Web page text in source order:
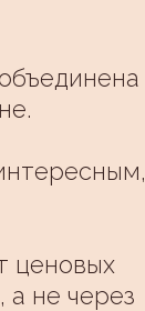
ценовых
а не через